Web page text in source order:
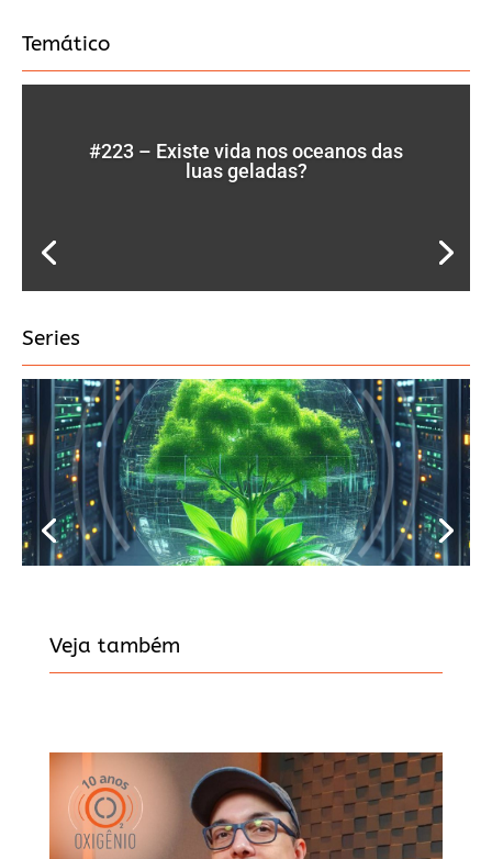
Temático
#223 – Existe vida nos oceanos das
luas geladas?
Series
Veja também